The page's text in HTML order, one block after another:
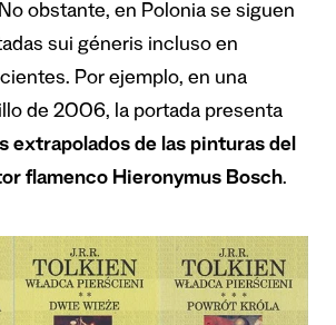
obstante, en Polonia se siguen
sui géneris incluso en
Por ejemplo, en una
de 2006, la portada presenta
extrapolados de las pinturas del
flamenco Hieronymus Bosch.